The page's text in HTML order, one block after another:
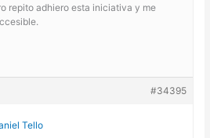
repito adhiero esta iniciativa y me
#34395
Tello